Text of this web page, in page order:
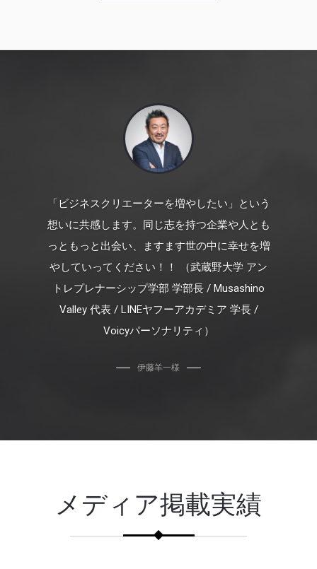
「ビジネスクリエーターを増やしたい」という
想いに共感します。同じ志を持つ企業や人とも
っともっと出会い、ますます世の中に幸せを増
やしていってください！！ （武蔵野大学 アン
トレプレナーシップ学部 学部長 / Musashino
Valley 代表 / LINEヤフーアカデミア 学長 /
Voicyパーソナリティ）
伊藤羊一様
メディア掲載実績